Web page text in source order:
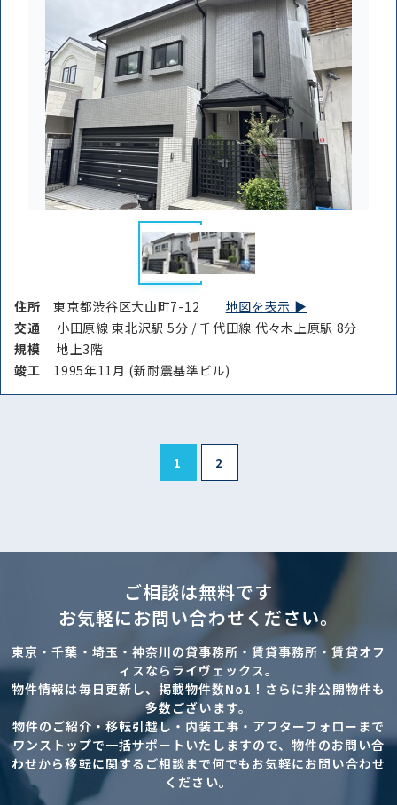
住所東京都渋谷区大山町7-12 地図を表示 ▶︎
交通
小田原線 東北沢駅 5分 / 千代田線 代々木上原駅 8分
規模
地上3階
竣⼯ 1995年11月 (新耐震基準ビル)
1 2
ご相談は無料です
お気軽にお問い合わせください。
東京・千葉・埼玉・神奈川の貸事務所・賃貸事務所・賃貸オフ
ィスならライヴェックス。
物件情報は毎日更新し、掲載物件数No1！さらに非公開物件も
多数ございます。
物件のご紹介・移転引越し・内装工事・アフターフォローまで
ワンストップで一括サポートいたしますので、物件のお問い合
わせから移転に関するご相談まで何でもお気軽にお問い合わせ
ください。